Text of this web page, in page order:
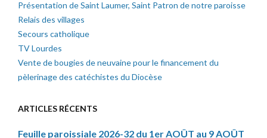
Présentation de Saint Laumer, Saint Patron de notre paroisse
Relais des villages
Secours catholique
TV Lourdes
Vente de bougies de neuvaine pour le financement du
pèlerinage des catéchistes du Diocèse
ARTICLES RÉCENTS
Feuille paroissiale 2026-32 du 1er AOÛT au 9 AOÛT